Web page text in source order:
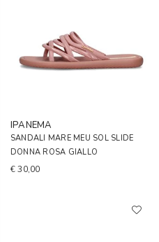
IPANEMA
SANDALI MARE MEU SOL SLIDE
DONNA ROSA GIALLO
€ 30,00